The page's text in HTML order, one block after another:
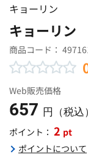
キョーリン
キョーリン
商品コード：
Web販売価格
657 円（税込）
ポイント： 2 pt
ポイントについて